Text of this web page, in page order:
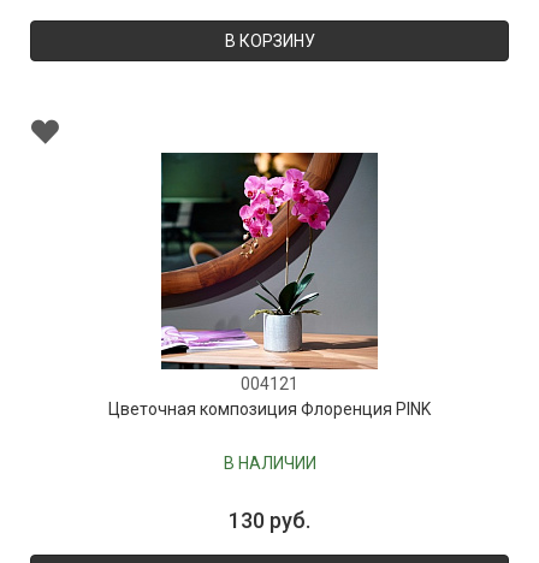
В КОРЗИНУ
004121
Цветочная композиция Флоренция PINK
В НАЛИЧИИ
130 руб.